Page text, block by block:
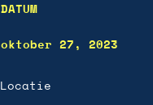
DATUM
oktober 27, 2023
Locatie